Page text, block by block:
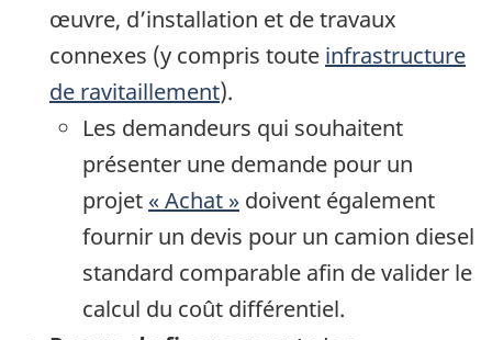
œuvre, d’installation et de travaux
connexes (y compris toute infrastructure
de ravitaillement).
Les demandeurs qui souhaitent
présenter une demande pour un
projet « Achat » doivent également
fournir un devis pour un camion diesel
standard comparable afin de valider le
calcul du coût différentiel.